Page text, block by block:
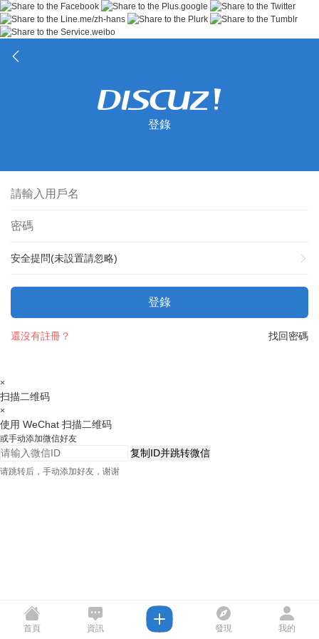
登錄
安全提問(未設置請忽略)
登錄
找回密碼
還沒有註冊？
×
扫描二维码
×
使用 WeChat 扫描二维码
或手动添加微信好友
复制ID并跳转微信
请跳转后，手动添加好友，谢谢
首頁 資訊 發現 我的